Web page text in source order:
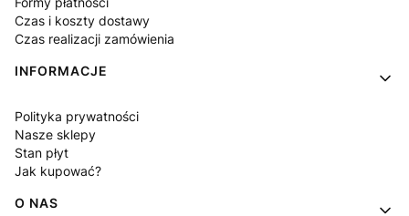
Czas i koszty dostawy
Czas realizacji zamówienia
INFORMACJE
Polityka prywatności
Nasze sklepy
Stan płyt
Jak kupować?
O NAS